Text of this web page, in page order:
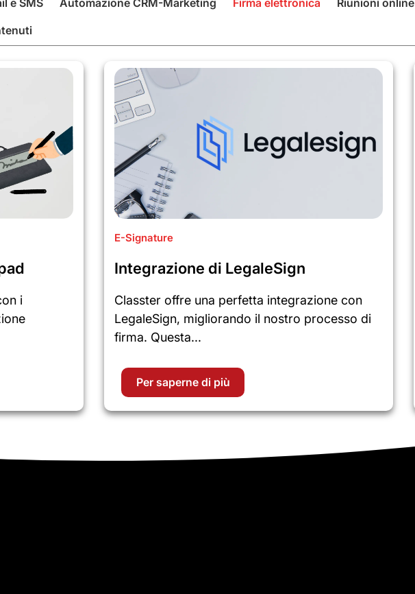
i
E-Signature
Integrazione di LegaleSign
Classter offre una perfetta integrazione con
LegaleSign, migliorando il nostro processo di
firma. Questa...
Per saperne di più